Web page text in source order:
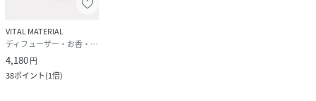
VITAL MATERIAL
ディフューザー・お香・アロマオイル・キャンドル
4,180円
38ポイント(1倍)